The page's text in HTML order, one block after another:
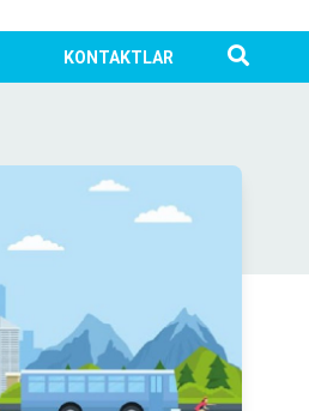
KONTAKTLAR